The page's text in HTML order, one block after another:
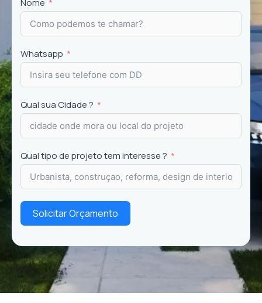
experiência dos usuários.
Nome
Whatsapp
Qual sua Cidade ?
Qual tipo de projeto tem interesse ?
Solicitar Orçamento